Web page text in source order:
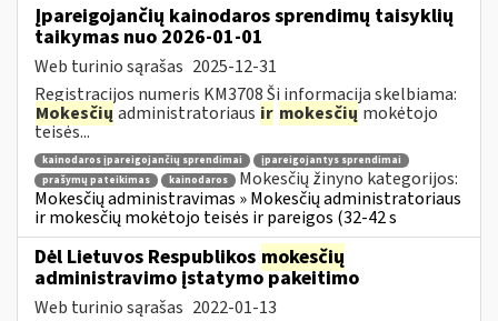
Įpareigojančių kainodaros sprendimų taisyklių
taikymas nuo 2026-01-01
Web turinio sąrašas 2025-12-31
Registracijos numeris KM3708 Ši informacija skelbiama:
Mokesčių administratoriaus ir mokesčių mokėtojo
teisės...
kainodaros įpareigojančių sprendimai
įpareigojantys sprendimai
prašymų pateikimas
kainodaros
Mokesčių žinyno kategorijos:
Mokesčių administravimas » Mokesčių administratoriaus
ir mokesčių mokėtojo teisės ir pareigos (32-42 s
Dėl Lietuvos Respublikos mokesčių
administravimo įstatymo pakeitimo
Web turinio sąrašas 2022-01-13